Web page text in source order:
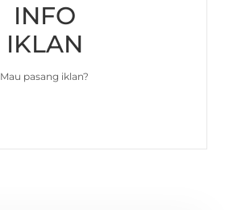
INFO
IKLAN
Mau pasang iklan?